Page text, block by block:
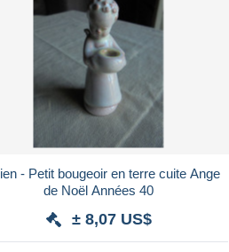
- Petit bougeoir en terre cuite Ange
de Noël Années 40
± 8,07 US$